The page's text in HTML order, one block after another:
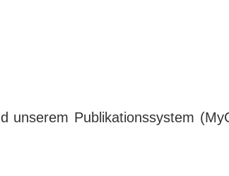
unserem Publikationssystem